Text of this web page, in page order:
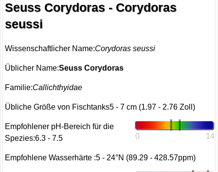
Seuss Corydoras - Corydoras
seussi
Wissenschaftlicher Name:Corydoras seussi
Üblicher Name:Seuss Corydoras
Familie:Callichthyidae
Übliche Größe von Fischtanks5 - 7 cm (1.97 - 2.76 Zoll)
0 14
Empfohlener pH-Bereich für die
Spezies:6.3 - 7.5
Empfohlene Wasserhärte :5 - 24°N (89.29 - 428.57ppm)